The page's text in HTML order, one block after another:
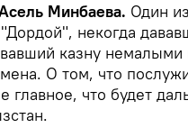
Минбаева. Один
некогда
казну немалыми
О том, что
главное, что будет